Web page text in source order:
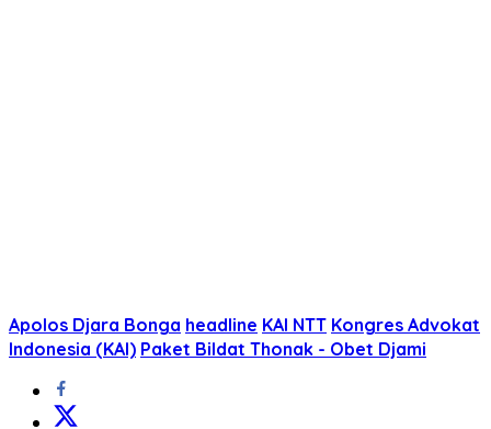
Apolos Djara Bonga headline KAI NTT Kongres Advokat
Indonesia (KAI) Paket Bildat Thonak - Obet Djami